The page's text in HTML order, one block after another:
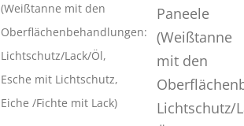
(Weißtanne mit den
Oberflächenbehandlungen:
Lichtschutz/Lack/Öl,
Esche mit Lichtschutz,
Eiche /Fichte mit Lack)